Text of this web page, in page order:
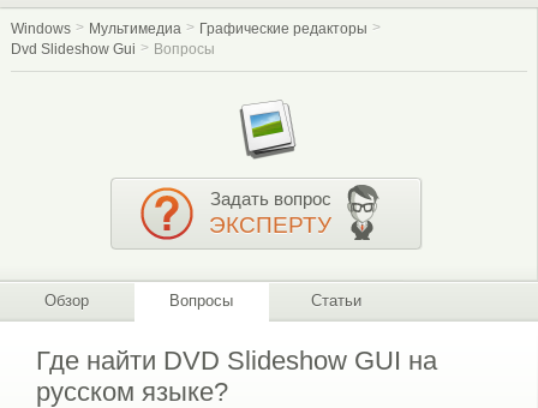
Windows Мультимедиа
Графические редакторы
Dvd Slideshow Gui
Вопросы
Задать вопрос
ЭКСПЕРТУ
Обзор Вопросы Статьи
Где найти DVD Slideshow GUI на
русском языке?